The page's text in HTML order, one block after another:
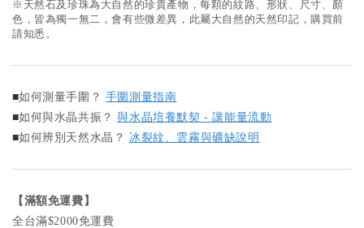
※天然石及珍珠為大自然的珍貴產物，每顆的紋路、形狀、尺寸、顏
色，皆為獨一無二，會有些微差異，此屬大自然的天然印記，購買前
請知悉。
■如何測量手圍？ 手圍測量指南
■如何與水晶共振？與水晶培養默契 - 讓能量流動
■如何辨別天然水晶？ 冰裂紋、雲霧與礦缺說明
【滿額免運費】
全台滿$2000免運費